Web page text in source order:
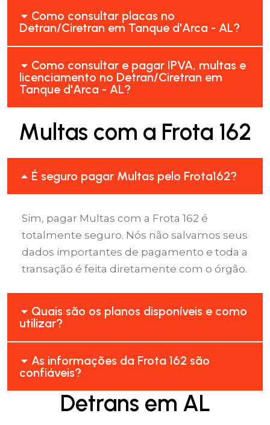
Como consultar placas no
Detran/Ciretran em Tanque d'Arca - AL?
Como consultar e pagar IPVA, multas e
licenciamento no Detran/Ciretran em
Tanque d'Arca - AL?
Multas com a Frota 162
É seguro pagar Multas pelo Frota162?
Sim, pagar Multas com a Frota 162 é
totalmente seguro. Nós não salvamos seus
dados importantes de pagamento e toda a
transação é feita diretamente com o órgão.
Quais são os planos disponíveis e como
utilizar?
As informações da Frota 162 são
confiáveis?
Detrans em AL